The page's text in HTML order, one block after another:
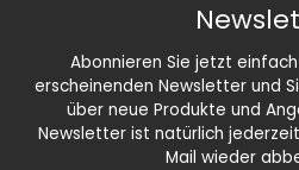
Abonnieren Sie jetzt
erscheinenden Newsletter und
über neue Produkte und
Newsletter ist natürlich
Mail wieder